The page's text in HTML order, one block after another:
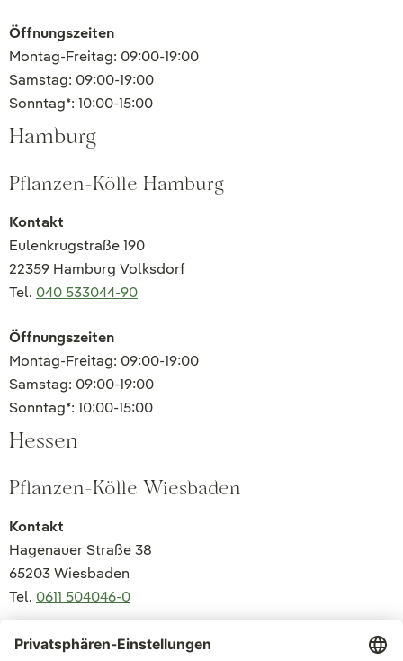
Öffnungszeiten
Montag-Freitag: 09:00-19:00
Samstag: 09:00-19:00
Sonntag*: 10:00-15:00
Hamburg
Pflanzen-Kölle Hamburg
Kontakt
Eulenkrugstraße 190
22359 Hamburg Volksdorf
Tel. 040 533044-90
Öffnungszeiten
Montag-Freitag: 09:00-19:00
Samstag: 09:00-19:00
Sonntag*: 10:00-15:00
Hessen
Pflanzen-Kölle Wiesbaden
Kontakt
Hagenauer Straße 38
65203 Wiesbaden
Tel. 0611 504046-0
Öffnungszeiten